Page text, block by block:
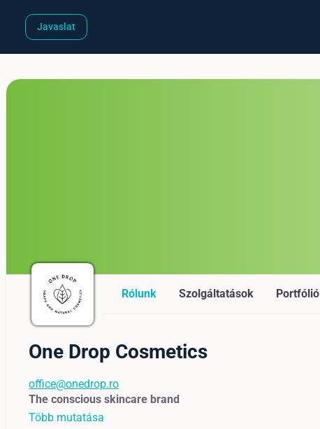
Javaslat
Rólunk Szolgáltatások Portfólió
One Drop Cosmetics
office@onedrop.ro
The conscious skincare brand
Több mutatása